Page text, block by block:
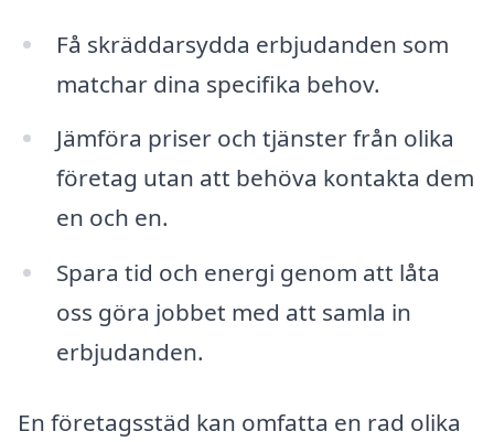
Få skräddarsydda erbjudanden som
matchar dina specifika behov.
Jämföra priser och tjänster från olika
företag utan att behöva kontakta dem
en och en.
Spara tid och energi genom att låta
oss göra jobbet med att samla in
erbjudanden.
En företagsstäd kan omfatta en rad olika